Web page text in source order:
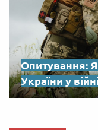
Опитування:
України у